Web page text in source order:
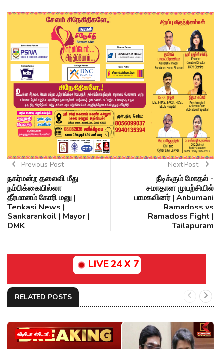
Previous Post
நகர்மன்ற தலைவி மீது
நம்பிக்கையில்லா
தீர்மானம் கோரி மனு |
Tenkasi News |
Sankarankoil | Mayor |
DMK
Next Post
நீடிக்கும் மோதல் -
சமாதான முயற்சியில்
பாமகவினர் | Anbumani
Ramadoss vs
Ramadoss Fight |
Tailapuram
LIVE 24 X 7
RELATED POSTS
வீடியோ ஸ்டோரி